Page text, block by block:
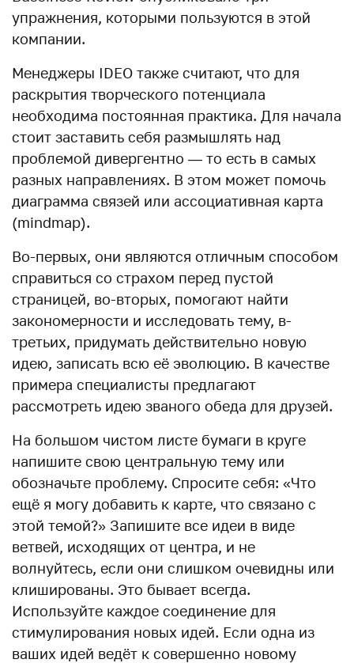
упражнения, которыми пользуются в этой
компании.
Менеджеры IDEO также считают, что для
раскрытия творческого потенциала
необходима постоянная практика. Для начала
стоит заставить себя размышлять над
проблемой дивергентно — то есть в самых
разных направлениях. В этом может помочь
диаграмма связей или ассоциативная карта
(mindmap).
Во-первых, они являются отличным способом
справиться со страхом перед пустой
страницей, во-вторых, помогают найти
закономерности и исследовать тему, в-
третьих, придумать действительно новую
идею, записать всю её эволюцию. В качестве
примера специалисты предлагают
рассмотреть идею званого обеда для друзей.
На большом чистом листе бумаги в круге
напишите свою центральную тему или
обозначьте проблему. Спросите себя: «Что
ещё я могу добавить к карте, что связано с
этой темой?» Запишите все идеи в виде
ветвей, исходящих от центра, и не
волнуйтесь, если они слишком очевидны или
клишированы. Это бывает всегда.
Используйте каждое соединение для
стимулирования новых идей. Если одна из
ваших идей ведёт к совершенно новому